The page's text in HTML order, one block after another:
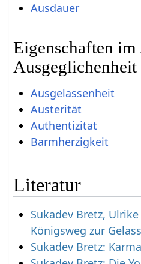
Ausdauer
Eigenschaften im
Ausgeglichenheit
Ausgelassenheit
Austerität
Authentizität
Barmherzigkeit
Literatur
Sukadev Bretz,
Königsweg zur
Sukadev Bretz: